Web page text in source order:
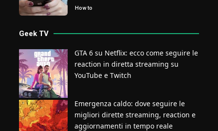
How to
Geek TV
GTA 6 su Netflix: ecco come seguire le
reaction in diretta streaming su
YouTube e Twitch
Emergenza caldo: dove seguire le
migliori dirette streaming, reaction e
aggiornamenti in tempo reale